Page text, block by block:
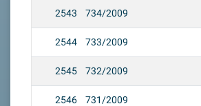
2543 734/2009
2544 733/2009
2545 732/2009
2546 731/2009